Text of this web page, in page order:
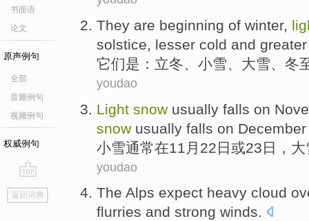
书面语
论文
原声例句
全部
音频例句
视频例句
权威例句
go
top
返回词典
They are beginning of winter,
solstice, lesser cold and
它们是：立冬、小雪、大雪、冬
youdao
L ight snow usually falls on
snow usually falls on
小雪通常在11月22日或23日，
youdao
The Alps expect heavy cloud
flurries and strong winds.